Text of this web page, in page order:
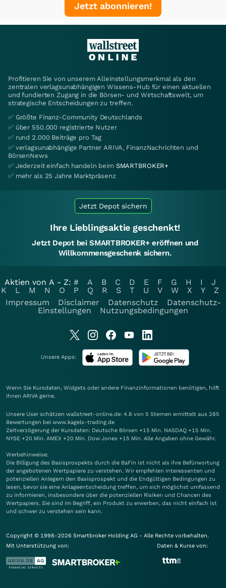
Jetzt abonnieren!
Profitieren Sie von unserem Alleinstellungsmerkmal als den
zentralen verlagsunabhängigen Wissens-Hub für einen aktuellen
und fundierten Zugang in die Börsen- und Wirtschaftswelt, um
strategische Entscheidungen zu treffen.
✅ Größte Finanz-Community Deutschlands
✅ über 550.000 registrierte Nutzer
✅ rund 2.000 Beiträge pro Tag
✅ verlagsunabhängige Partner ARIVA, FinanzNachrichten und
BörsenNews
✅ Jederzeit einfach handeln beim SMARTBROKER+
✅ mehr als 25 Jahre Marktpräsenz
Jetzt Depot sichern
Ihre Lieblingsaktie geschenkt!
Jetzt Depot bei SMARTBROKER+ eröffnen und
Willkommensgeschenk sichern.
Aktien von A - Z: # A B C D E F G H I
J
K
L M N O P Q R S T U V W X Y
Z
Impressum
Disclaimer Datenschutz
Datenschutz-
Einstellungen
Nutzungsbedingungen
Unsere Apps:
Wenn Sie Kursdaten, Widgets oder andere Finanzinformationen benötigen, hilft
Ihnen ARIVA gerne.
Unsere User schätzen wallstreet-online.de: 4.8 von 5 Sternen ermittelt aus 285
Bewertungen bei www.kagels-trading.de
Zeitverzögerung der Kursdaten: Deutsche Börsen +15 Min. NASDAQ +15 Min.
NYSE +20 Min. AMEX +20 Min. Dow Jones +15 Min. Alle Angaben ohne Gewähr.
Werbehinweise:
Die Billigung des Basisprospekts durch die BaFin ist nicht als ihre Befürwortung
der angebotenen Wertpapiere zu verstehen. Wir empfehlen Interessenten und
potenziellen Anlegern den Basisprospekt und die Endgültigen Bedingungen zu
lesen, bevor sie eine Anlageentscheidung treffen, um sich möglichst umfassend
zu informieren, insbesondere über die potenziellen Risiken und Chancen des
Wertpapiers. Sie sind im Begriff, ein Produkt zu erwerben, das nicht einfach ist
und schwer zu verstehen sein kann.
Copyright © 1998-2026 Smartbroker Holding AG - Alle Rechte vorbehalten.
Mit Unterstützung von:
Daten & Kurse von: